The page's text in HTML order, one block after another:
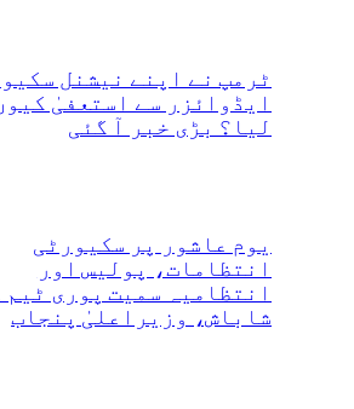
ٹرمپ نے اپنے نیشنل
ایڈوائزر سے استعفیٰ
لیا؟ بڑی خبر آ گئی
یوم عاشور پر سکیورٹی
انتظامات، پولیس اور
انتظامیہ سمیت پوری ٹیم
شاباش، وزیراعلیٰ پنجاب